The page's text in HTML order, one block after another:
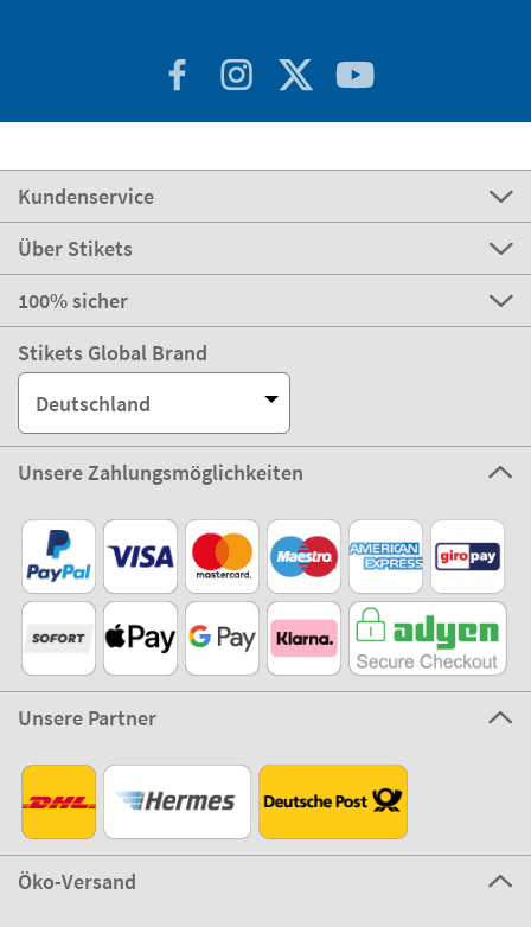
Kundenservice
Über Stikets
100% sicher
Stikets Global Brand
Deutschland
Unsere Zahlungsmöglichkeiten
Unsere Partner
Öko-Versand